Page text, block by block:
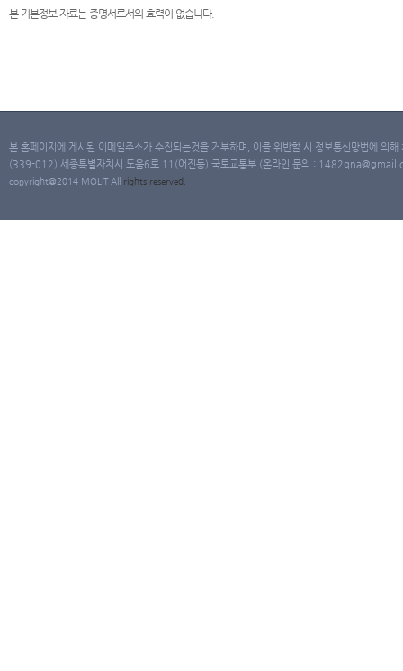
본 기본정보 자료는 증명서로서의 효력이 없습니다.
본 홈페이지에 게시된 이메일주소가 수집되는것을 거부하며, 이를 위반할 시 정보통신망법에 의
(339-012) 세종특별자치시 도움6로 11(어진동) 국토교통부 (온라인 문의 :
copyright@2014 MOLIT All rights reserved.